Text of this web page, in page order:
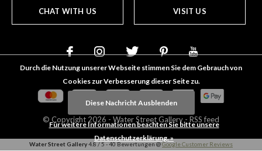
CHAT WITH US VISIT US
© Copyright 2026 - Water Street Gallery- RSS feed
Water Street Gallery4.8 / 5 -40 Bewertungen @Google Customer Reviews
Durch die Nutzung unserer Webseite stimmen Sie dem Gebrauch von
Cookies zur Verbesserung dieser Seite zu.
Diese Nachricht Ausblenden
Für weitere Informationen beachten Sie bitte unsere
Datenschutzerklärung. »